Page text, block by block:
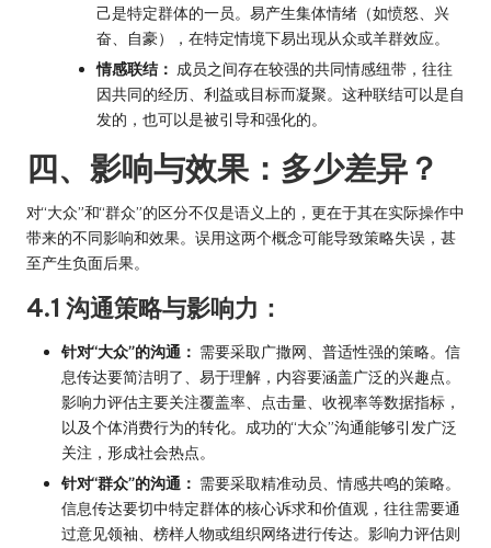
己是特定群体的一员。易产生集体情绪（如愤怒、兴
奋、自豪），在特定情境下易出现从众或羊群效应。
情感联结： 成员之间存在较强的共同情感纽带，往往
因共同的经历、利益或目标而凝聚。这种联结可以是自
发的，也可以是被引导和强化的。
四、影响与效果：多少差异？
对“大众”和“群众”的区分不仅是语义上的，更在于其在实际操作中
带来的不同影响和效果。误用这两个概念可能导致策略失误，甚
至产生负面后果。
4.1 沟通策略与影响力：
针对“大众”的沟通： 需要采取广撒网、普适性强的策略。信
息传达要简洁明了、易于理解，内容要涵盖广泛的兴趣点。
影响力评估主要关注覆盖率、点击量、收视率等数据指标，
以及个体消费行为的转化。成功的“大众”沟通能够引发广泛
关注，形成社会热点。
针对“群众”的沟通： 需要采取精准动员、情感共鸣的策略。
信息传达要切中特定群体的核心诉求和价值观，往往需要通
过意见领袖、榜样人物或组织网络进行传达。影响力评估则